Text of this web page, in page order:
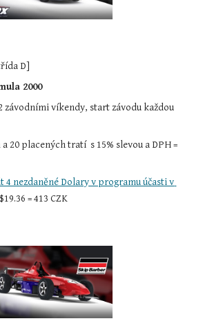
D]
2000
závodními víkendy, start závodu každou
4 nezdaněné Dolary v programu účasti v
= 413 CZK